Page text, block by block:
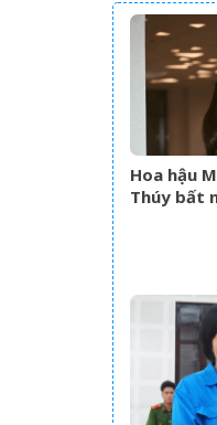
Hoa hậu
Thúy bất